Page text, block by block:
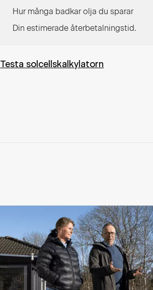
Hur många badkar olja du sparar
Din estimerade återbetalningstid.
Testa solcellskalkylatorn